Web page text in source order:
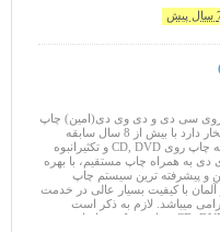
پیش
سی دی و دی وی دی(امین) چاپ
سی دی امین افتخار دارد با بیش از 8 سال سابقه
تخصصی در زمینه چاپ روی CD, DVD و تکثیرانبوه
به همراه چاپ مستقیم، با بهره
و پیشرفته ترین سیستم چاپ
آلمان با کیفیت بسیار عالی در خدمت
میباشد. لازم به ذکر است
تکنولوژی چاپ CD, DVD در این مرکز بر اساس